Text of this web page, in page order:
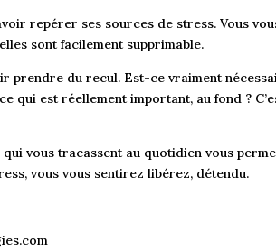
repérer ses sources de stress. Vous
sont facilement supprimable.
prendre du recul. Est-ce vraiment
qui est réellement important, au fond ?
vous tracassent au quotidien vous
vous vous sentirez libérez, détendu.